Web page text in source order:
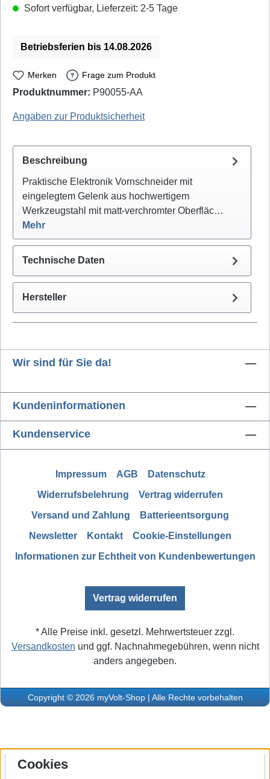
Sofort verfügbar, Lieferzeit: 2-5 Tage
Betriebsferien bis 14.08.2026
Merken Frage zum Produkt
Produktnummer: P90055-AA
Angaben zur Produktsicherheit
Beschreibung
Praktische Elektronik Vornschneider mit
eingelegtem Gelenk aus hochwertigem
Werkzeugstahl mit matt-verchromter Oberfläc…
Mehr
Technische Daten
Hersteller
Wir sind für Sie da!
Kundeninformationen
Kundenservice
Impressum AGB
Datenschutz
Widerrufsbelehrung
Vertrag widerrufen
Versand und Zahlung
Batterieentsorgung
Newsletter
Kontakt
Cookie-Einstellungen
Informationen zur Echtheit von Kundenbewertungen
Vertrag widerrufen
* Alle Preise inkl. gesetzl. Mehrwertsteuer zzgl.
Versandkosten und ggf. Nachnahmegebühren, wenn nicht
anders angegeben.
Copyright © 2026 myVolt-Shop | Alle Rechte vorbehalten
Cookies